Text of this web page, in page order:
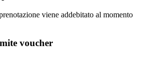
viene addebitato al momento
voucher